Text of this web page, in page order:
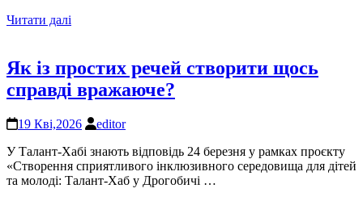
Читати далі
Як із простих речей створити щось
справді вражаюче?
19 Кві,2026
editor
У Талант-Хабі знають відповідь 24 березня у рамках проєкту
«Створення сприятливого інклюзивного середовища для дітей
та молоді: Талант-Хаб у Дрогобичі …